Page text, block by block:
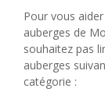
Pour vous
auberges de
souhaitez pas
auberges
catégorie :